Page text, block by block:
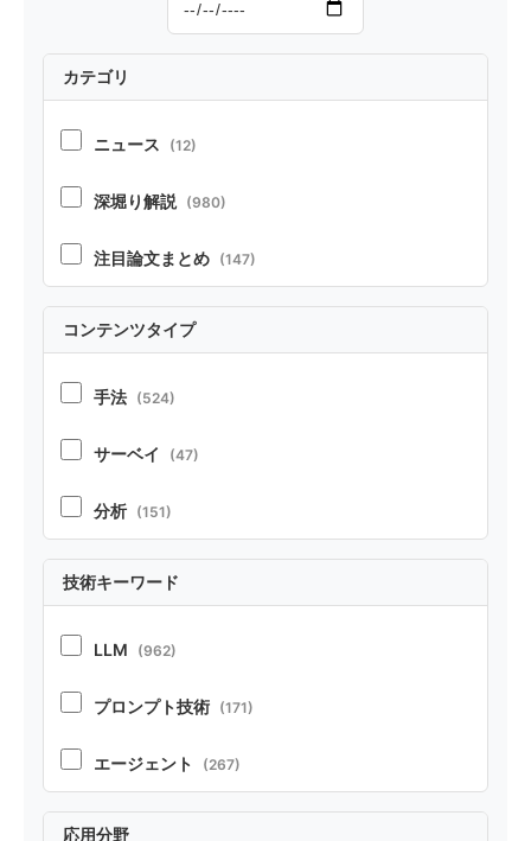
カテゴリ
ニュース (12)
深堀り解説 (980)
注目論文まとめ (147)
コンテンツタイプ
手法 (524)
サーベイ (47)
分析 (151)
技術キーワード
LLM (962)
プロンプト技術 (171)
エージェント (267)
応用分野